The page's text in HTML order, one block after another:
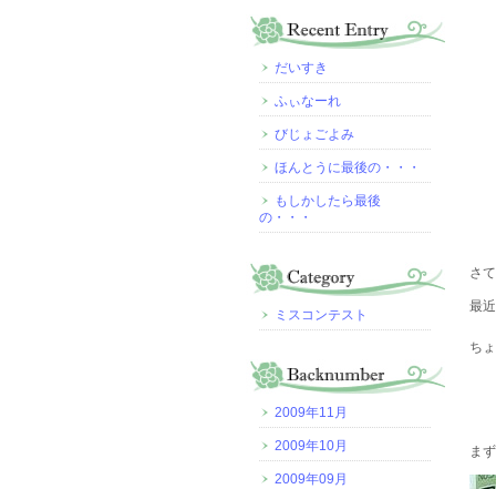
さ
最
ち
ま
だいすき
ふぃなーれ
びじょごよみ
ほんとうに最後の・・・
もしかしたら最後
の・・・
ミスコンテスト
2009年11月
2009年10月
2009年09月